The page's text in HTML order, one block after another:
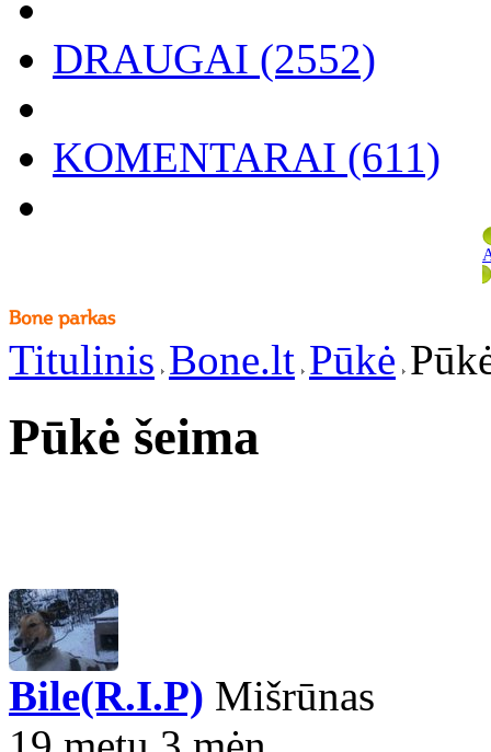
DRAUGAI (2552)
KOMENTARAI (611)
Titulinis Bone.lt Pūkė
Pūkė šeima
Bile(R.I.P) Mišrūnas